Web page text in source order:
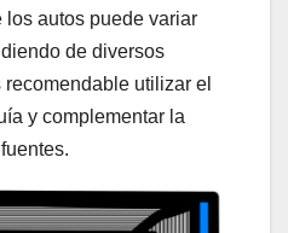
autos puede variar
de diversos
utilizar el
y complementar la